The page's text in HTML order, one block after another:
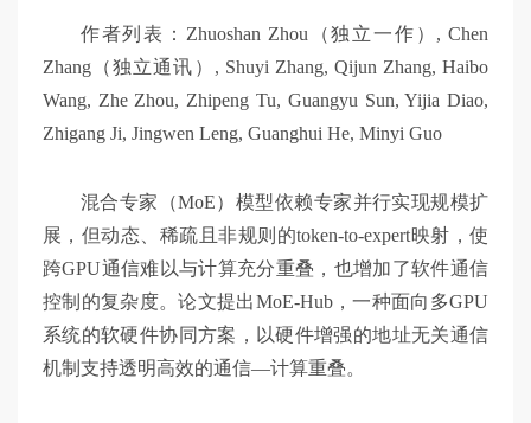
作者列表：Zhuoshan Zhou（独立一作）, Chen
Zhang（独立通讯）, Shuyi Zhang, Qijun Zhang, Haibo
Wang, Zhe Zhou, Zhipeng Tu, Guangyu Sun, Yijia Diao,
Zhigang Ji, Jingwen Leng, Guanghui He, Minyi Guo
混合专家（MoE）模型依赖专家并行实现规模扩
展，但动态、稀疏且非规则的token-to-expert映射，使
跨GPU通信难以与计算充分重叠，也增加了软件通信
控制的复杂度。论文提出MoE-Hub，一种面向多GPU
系统的软硬件协同方案，以硬件增强的地址无关通信
机制支持透明高效的通信—计算重叠。